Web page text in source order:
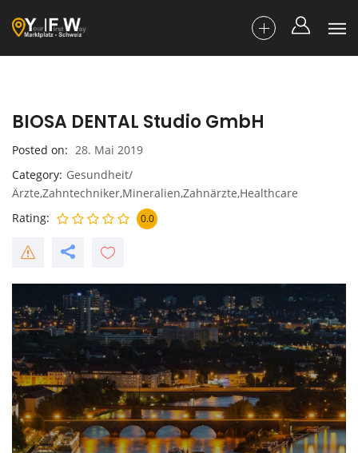
BIOSA DENTAL Studio GmbH
Posted on
28. Mai 2019
Category Gesundheit/
Ärzte,Zahntechniker,Mineralien,Zahnärzte,Healthcare
Rating
0.0